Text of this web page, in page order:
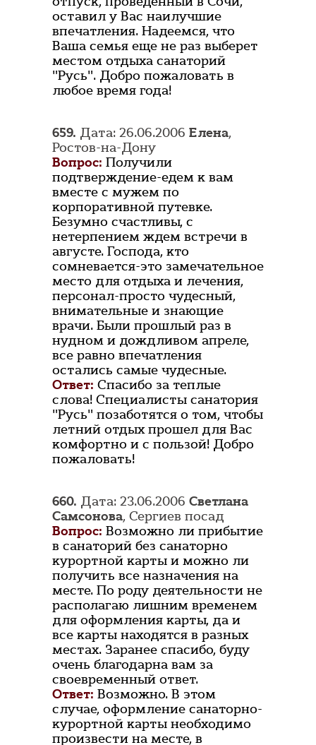
оставил у Вас наилучшие
впечатления. Надеемся, что
Ваша семья еще не раз выберет
местом отдыха санаторий
"Русь". Добро пожаловать в
любое время года!
659. Дата: 26.06.2006 Елена,
Ростов-на-Дону
Вопрос: Получили
подтверждение-едем к вам
вместе с мужем по
корпоративной путевке.
Безумно счастливы, с
нетерпением ждем встречи в
августе. Господа, кто
сомневается-это замечательное
место для отдыха и лечения,
персонал-просто чудесный,
внимательные и знающие
врачи. Были прошлый раз в
нудном и дождливом апреле,
все равно впечатления
остались самые чудесные.
Ответ: Спасибо за теплые
слова! Специалисты санатория
"Русь" позаботятся о том, чтобы
летний отдых прошел для Вас
комфортно и с пользой! Добро
пожаловать!
660. Дата: 23.06.2006 Светлана
Самсонова, Сергиев посад
Вопрос: Возможно ли прибытие
в санаторий без санаторно
курортной карты и можно ли
получить все назначения на
месте. По роду деятельности не
располагаю лишним временем
для оформления карты, да и
все карты находятся в разных
местах. Заранее спасибо, буду
очень благодарна вам за
своевременный ответ.
Ответ: Возможно. В этом
случае, оформление санаторно-
курортной карты необходимо
произвести на месте, в